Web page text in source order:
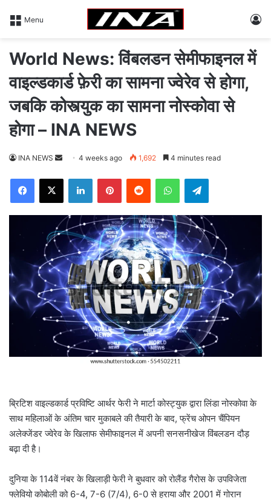
Menu
World News: विंबलडन सेमीफाइनल में
वाइल्डकार्ड फ़ेरी का सामना ज्वेरेव से होगा,
जबकि कोस्त्युक का सामना नोस्कोवा से
होगा – INA NEWS
INA NEWS
d
a
n
m
a
i
l
4 weeks ago 1,692 4 minutes read
ब्रिटिश वाइल्डकार्ड प्रविष्टि आर्थर फेरी ने मार्टा कोस्ट्युक द्वारा लिंडा नोस्कोवा के
साथ महिलाओं के अंतिम चार मुकाबले की तैयारी के बाद, फ्रेंच ओपन चैंपियन
अलेक्जेंडर ज्वेरेव के खिलाफ सेमीफाइनल में अपनी सनसनीखेज विंबलडन दौड़
बढ़ा दी है।
दुनिया के 114वें नंबर के खिलाड़ी फेरी ने बुधवार को रोलैंड गैरोस के उपविजेता
फ्लेवियो कोबोली को 6-4, 7-6 (7/4), 6-0 से हराया और 2001 में गोरान